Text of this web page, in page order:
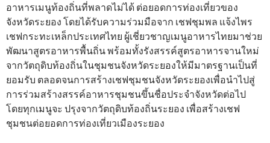
อาหารเมนูท้องถิ่นที่พลาดไม่ได้ ต่อยอดการท่องเที่ยวของ
จังหวัดระยอง โดยได้รับความร่วมมือจาก เชฟชุมพล แจ้งไพร
เชฟกระทะเหล็กประเทศไทย ผู้เชี่ยวชาญเมนูอาหารไทยมาช่วย
พัฒนาสูตรอาหารพื้นถิ่น พร้อมทั้งรังสรรค์สูตรอาหารจานใหม่
จากวัตถุดิบท้องถิ่นในชุมชนจังหวัดระยองให้มีมาตรฐานเป็นที่
ยอมรับ ตลอดจนการสร้างเชฟชุมชนจังหวัดระยองเพื่อนำไปสู่
การร่วมสร้างสรรค์อาหารชุมชนขึ้นชื่อประจำจังหวัดต่อไป
โดยทุกเมนูจะ ปรุงจากวัตถุดิบท้องถิ่นระยอง เพื่อสร้างเชฟ
ชุมชนต่อยอดการท่องเที่ยวเมืองระยอง